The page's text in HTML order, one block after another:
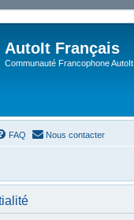
AutoIt Français
Communauté Francophone AutoIt
FAQ Nous contacter